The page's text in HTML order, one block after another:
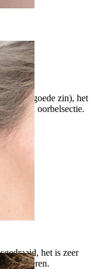
(in goede zin), het
zijn oorbelsectie.
het is zeer
monteren.